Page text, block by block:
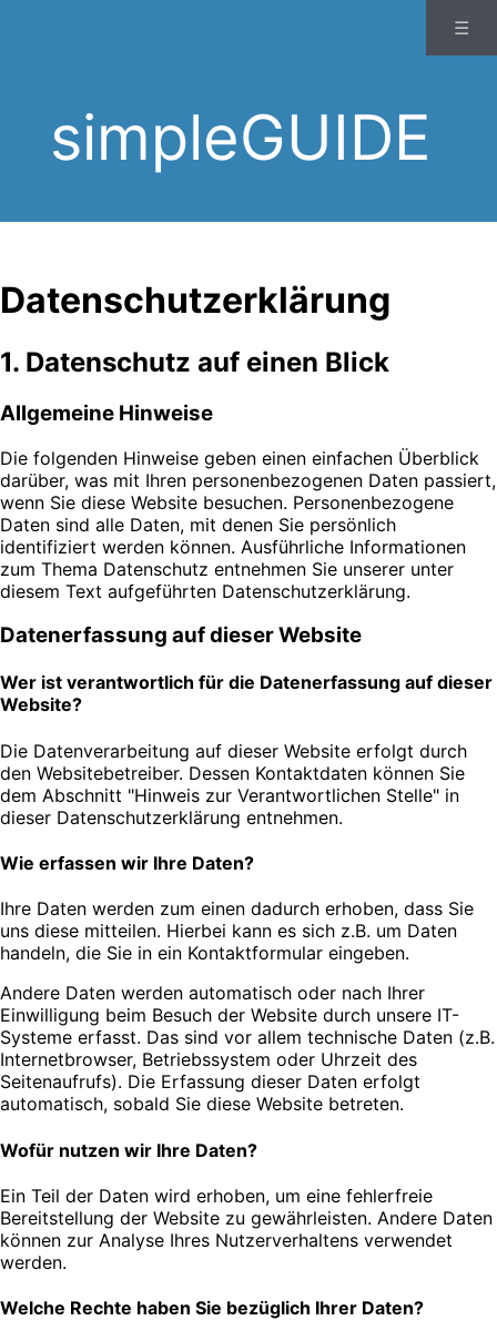
simpleGUIDE
☰
Datenschutzerklärung
1. Datenschutz auf einen Blick
Allgemeine Hinweise
Die folgenden Hinweise geben einen einfachen Überblick
darüber, was mit Ihren personenbezogenen Daten passiert,
wenn Sie diese Website besuchen. Personenbezogene
Daten sind alle Daten, mit denen Sie persönlich
identifiziert werden können. Ausführliche Informationen
zum Thema Datenschutz entnehmen Sie unserer unter
diesem Text aufgeführten Datenschutzerklärung.
Datenerfassung auf dieser Website
Wer ist verantwortlich für die Datenerfassung auf dieser
Website?
Die Datenverarbeitung auf dieser Website erfolgt durch
den Websitebetreiber. Dessen Kontaktdaten können Sie
dem Abschnitt "Hinweis zur Verantwortlichen Stelle" in
dieser Datenschutzerklärung entnehmen.
Wie erfassen wir Ihre Daten?
Ihre Daten werden zum einen dadurch erhoben, dass Sie
uns diese mitteilen. Hierbei kann es sich z.B. um Daten
handeln, die Sie in ein Kontaktformular eingeben.
Andere Daten werden automatisch oder nach Ihrer
Einwilligung beim Besuch der Website durch unsere IT-
Systeme erfasst. Das sind vor allem technische Daten (z.B.
Internetbrowser, Betriebssystem oder Uhrzeit des
Seitenaufrufs). Die Erfassung dieser Daten erfolgt
automatisch, sobald Sie diese Website betreten.
Wofür nutzen wir Ihre Daten?
Ein Teil der Daten wird erhoben, um eine fehlerfreie
Bereitstellung der Website zu gewährleisten. Andere Daten
können zur Analyse Ihres Nutzerverhaltens verwendet
werden.
Welche Rechte haben Sie bezüglich Ihrer Daten?